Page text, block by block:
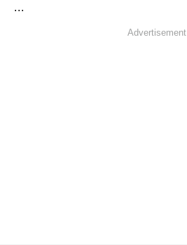
...
Advertisement